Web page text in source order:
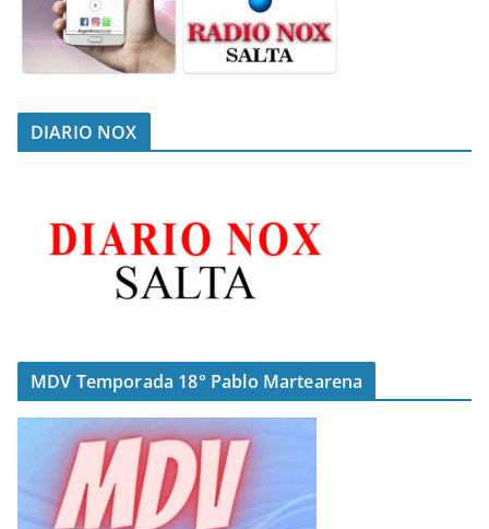
DIARIO NOX
MDV Temporada 18° Pablo Martearena